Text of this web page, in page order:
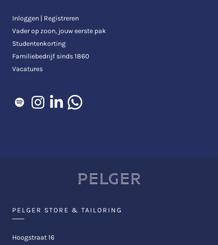
Inloggen | Registreren
Vader op zoon, jouw eerste pak
Studentenkorting
Familiebedrijf sinds 1860
Vacatures
PELGER STORE & TAILORING
Hoogstraat 16